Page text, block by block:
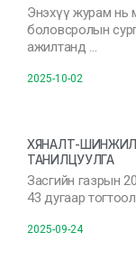
Энэхүү журам нь
боловсролын
ажилтанд …
2025-10-02
ХЯНАЛТ-
ТАНИЛЦУУЛГА
Засгийн газрын
43 дугаар
2025-09-24